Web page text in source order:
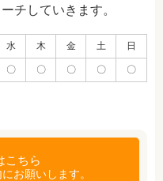
チしていきます。
水 木 金 土 日
〇 〇 〇 〇 〇
こちら
お願いします。